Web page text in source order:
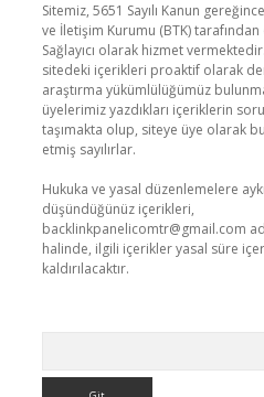
Sitemiz, 5651 Sayılı Kanun
ve İletişim Kurumu (BTK)
Sağlayıcı olarak hizmet
sitedeki içerikleri proaktif olarak
araştırma yükümlülüğümüz
üyelerimiz yazdıkları içeriklerin
taşımakta olup, siteye üye olarak
etmiş sayılırlar.
Hukuka ve yasal düzenlemelere
düşündüğünüz içerikleri,
backlinkpanelicomtr@gmail.com
halinde, ilgili içerikler yasal süre
kaldırılacaktır.